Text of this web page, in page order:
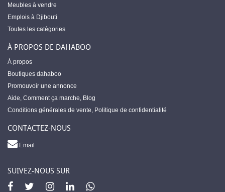
Meubles à vendre
Emplois à Djibouti
Toutes les catégories
À PROPOS DE DAHABOO
À propos
Boutiques dahaboo
Promouvoir une annonce
Aide, Comment ça marche, Blog
Conditions générales de vente, Politique de confidentialité
CONTACTEZ-NOUS
Email
SUIVEZ-NOUS SUR